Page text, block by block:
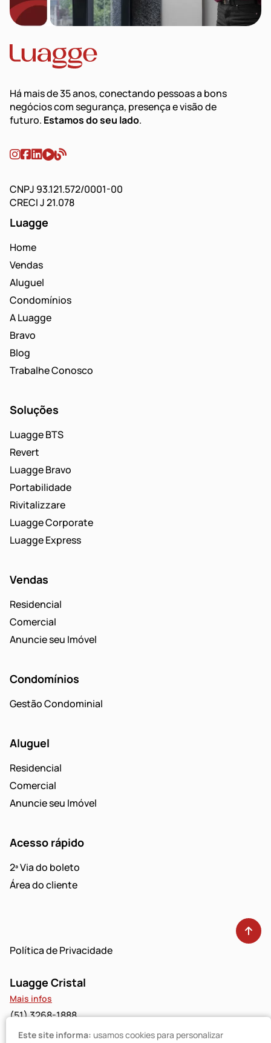
Há mais de 35 anos, conectando pessoas a bons
negócios com segurança, presença e visão de
futuro. Estamos do seu lado.
CNPJ 93.121.572/0001-00
CRECI J 21.078
Luagge
Home
Vendas
Aluguel
Condomínios
A Luagge
Bravo
Blog
Trabalhe Conosco
Soluções
Luagge BTS
Revert
Luagge Bravo
Portabilidade
Rivitalizzare
Luagge Corporate
Luagge Express
Vendas
Residencial
Comercial
Anuncie seu Imóvel
Condomínios
Gestão Condominial
Aluguel
Residencial
Comercial
Anuncie seu Imóvel
Acesso rápido
2ª Via do boleto
Área do cliente
Política de Privacidade
Luagge Cristal
Mais infos
(51) 3268-1888
Este site informa: usamos cookies para personalizar